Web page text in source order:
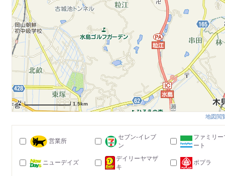
1.5km
地図閲
営業所
セブン-イレブ
ン
ファミリー
ート
ニューデイズ
デイリーヤマザ
キ
ポプラ